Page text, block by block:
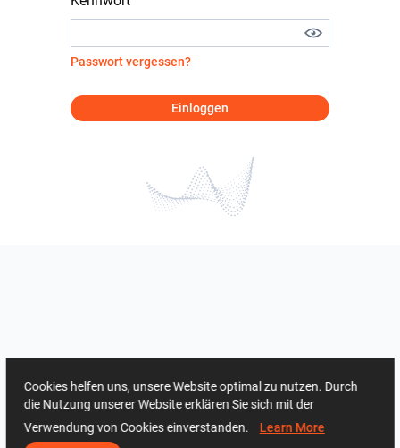
Passwort vergessen?
Einloggen
Cookies helfen uns, unsere Website optimal zu nutzen. Durch
die Nutzung unserer Website erklären Sie sich mit der
Verwendung von Cookies einverstanden. Learn More